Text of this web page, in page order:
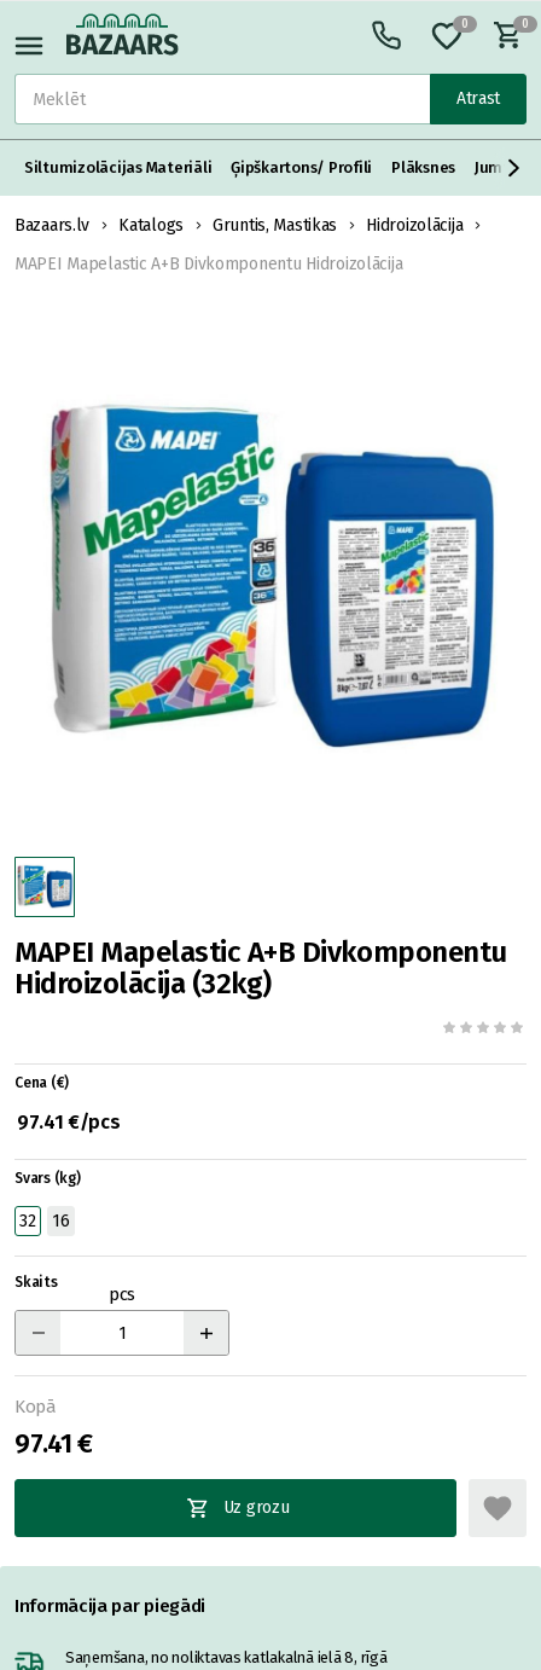
Atrast
0 0
Siltumizolācijas Materiāli Ģipškartons/ Profili Plāksnes Jumta
Bazaars.lv Katalogs Gruntis, Mastikas
Hidroizolācija
MAPEI Mapelastic A+B Divkomponentu Hidroizolācija
MAPEI Mapelastic A+B Divkomponentu
Hidroizolācija (32kg)
Cena (€)
97.41 €/pcs
Svars (kg)
32 16
Skaits
pcs
Kopā
97.41 €
Uz grozu
Informācija par piegādi
Saņemšana, no noliktavas katlakalnā ielā 8, rīgā